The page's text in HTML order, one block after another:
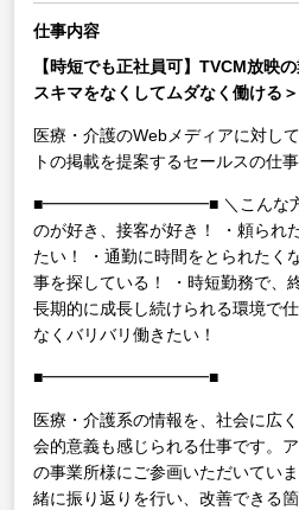
仕事内容
【時短でも正社員可】TVCM放映
スキマをなくしてムダなく働ける＞
医療・介護のWebメディアに対し
トの掲載を提案するセールスの仕事
■━━━━━━━━━━■ ＼こんな
のが好き、接客が好き！
・頼られ
たい！
・通勤に時間をとられたく
事を探している！
・時短勤務で、
長期的に成長し続けられる環境で仕
なくバリバリ働きたい！
■━━━━━━━━━━■
医療・介護系の情報を、社会に広
会的意義も感じられる仕事です。
の事業所様にご参画いただいてい
緒に振り返りを行い、改善できる